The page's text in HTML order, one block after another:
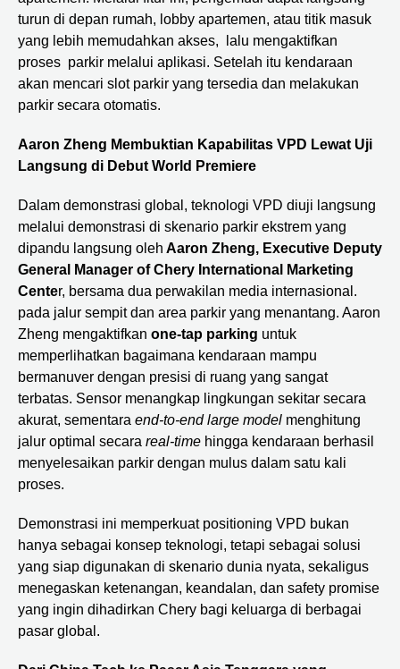
turun di depan rumah, lobby apartemen, atau titik masuk
yang lebih memudahkan akses, lalu mengaktifkan
proses parkir melalui aplikasi. Setelah itu kendaraan
akan mencari slot parkir yang tersedia dan melakukan
parkir secara otomatis.
Aaron Zheng Membuktian Kapabilitas VPD Lewat Uji
Langsung di Debut World Premiere
Dalam demonstrasi global, teknologi VPD diuji langsung
melalui demonstrasi di skenario parkir ekstrem yang
dipandu langsung oleh Aaron Zheng, Executive Deputy
General Manager of Chery International Marketing
Center, bersama dua perwakilan media internasional.
pada jalur sempit dan area parkir yang menantang. Aaron
Zheng mengaktifkan one-tap parking untuk
memperlihatkan bagaimana kendaraan mampu
bermanuver dengan presisi di ruang yang sangat
terbatas. Sensor menangkap lingkungan sekitar secara
akurat, sementara end-to-end large model menghitung
jalur optimal secara real-time hingga kendaraan berhasil
menyelesaikan parkir dengan mulus dalam satu kali
proses.
Demonstrasi ini memperkuat positioning VPD bukan
hanya sebagai konsep teknologi, tetapi sebagai solusi
yang siap digunakan di skenario dunia nyata, sekaligus
menegaskan ketenangan, keandalan, dan safety promise
yang ingin dihadirkan Chery bagi keluarga di berbagai
pasar global.